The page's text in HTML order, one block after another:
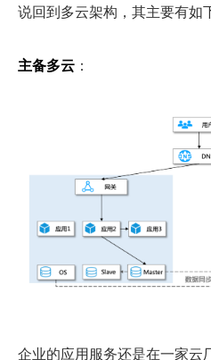
说回到多云架构，其主要有如
主备多云 ：
企业的应用服务还是在一家云